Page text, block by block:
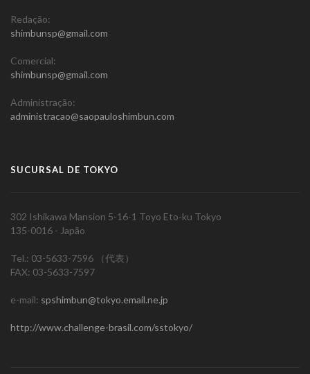
Redação:
shimbunsp@gmail.com
Comercial:
shimbunsp@gmail.com
Administração:
administracao@saopauloshimbun.com
SUCURSAL DE TOKYO
302 Ishikawa Mansion 5-16-1 Toyo Eto-ku Tokyo
135-0016 - Japão
Tel.: 03-5633-7596 （代表）
FAX: 03-5633-7597
e-mail: spshimbun@tokyo.email.ne.jp
http://www.challenge-brasil.com/sstokyo/